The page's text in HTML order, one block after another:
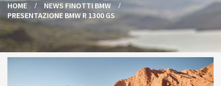
HOME
NEWS FINOTTI BMW
PRESENTAZIONE BMW R 1300 GS